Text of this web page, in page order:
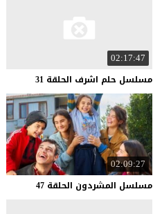
02:17:47
مسلسل حلم اشرف الحلقة 31
02:09:27
مسلسل المشردون الحلقة 47